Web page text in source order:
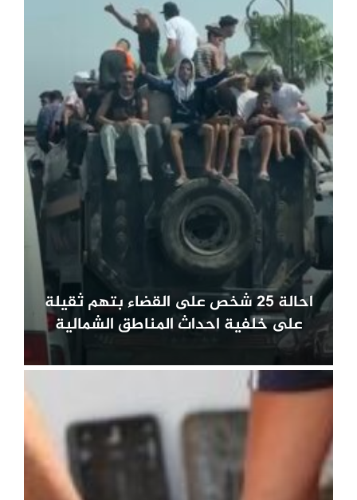
احالة 25 شخص على القضاء بتهم ثقيلة
على خلفية احداث المناطق الشمالية